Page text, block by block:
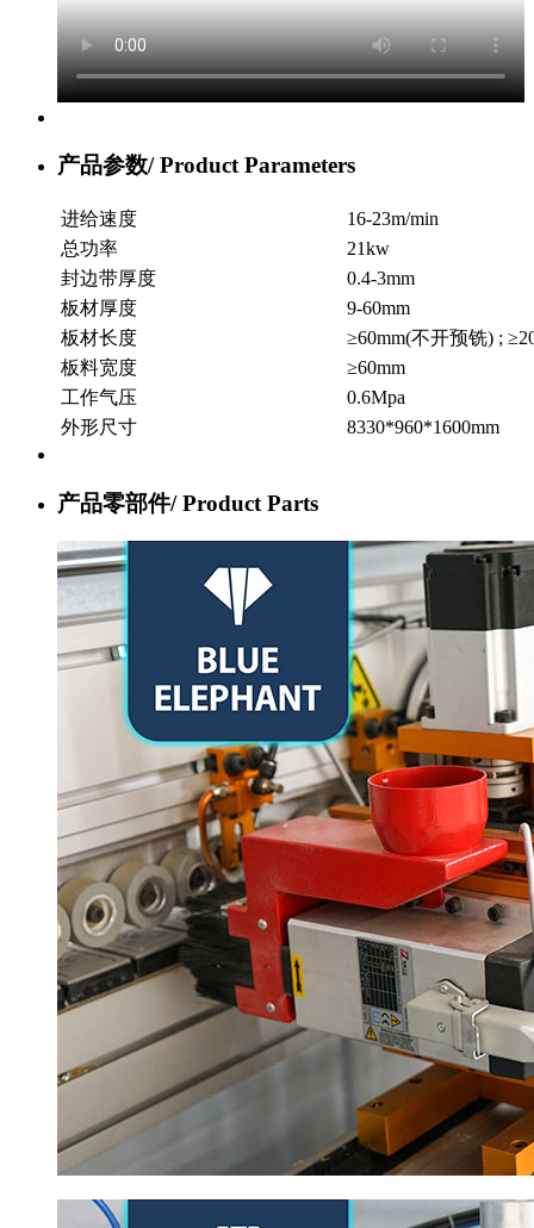
产品参数/Product Parameters
进给速度
16-23m/min
总功率
21kw
封边带厚度
0.4-3mm
板材厚度
9-60mm
板材长度
≥60mm(不开预铣) ;
板料宽度
≥60mm
工作气压
0.6Mpa
外形尺寸
8330*960*1600mm
产品零部件/Product Parts